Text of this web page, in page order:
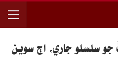
سلسلو جاري، اڄ سوين